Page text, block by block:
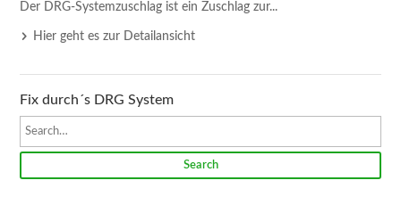
Der DRG-Systemzuschlag ist ein Zuschlag zur...
Hier geht es zur Detailansicht
Fix durch´s DRG System
Search